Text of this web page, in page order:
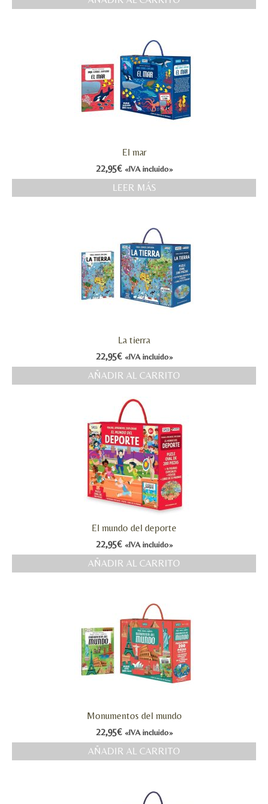
Valoraciones y opiniones de TejiendoLEE un
El mar
22,95€ «IVA incluido»
LEER MÁS
La tierra
22,95€ «IVA incluido»
AÑADIR AL CARRITO
El mundo del deporte
22,95€ «IVA incluido»
AÑADIR AL CARRITO
Monumentos del mundo
22,95€ «IVA incluido»
AÑADIR AL CARRITO